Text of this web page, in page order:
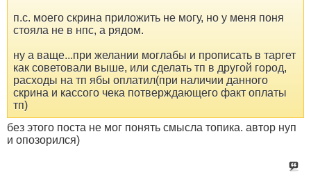
п.с. моего скрина приложить не могу, но у меня поня
стояла не в нпс, а рядом.
ну а ваще...при желании моглабы и прописать в таргет
как советовали выше, или сделать тп в другой город,
расходы на тп ябы оплатил(при наличии данного
скрина и кассого чека потверждающего факт оплаты
тп)
без этого поста не мог понять смысла топика. автор нуп
и опозорился)